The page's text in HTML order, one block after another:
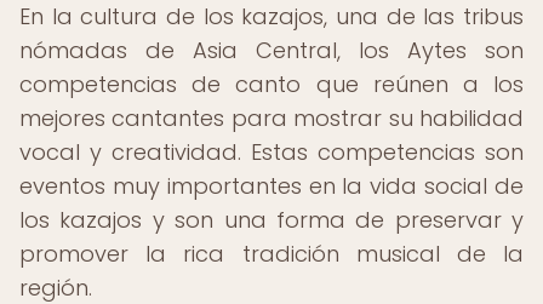
En la cultura de los kazajos, una de las tribus
nómadas de Asia Central, los Aytes son
competencias de canto que reúnen a los
mejores cantantes para mostrar su habilidad
vocal y creatividad. Estas competencias son
eventos muy importantes en la vida social de
los kazajos y son una forma de preservar y
promover la rica tradición musical de la
región.